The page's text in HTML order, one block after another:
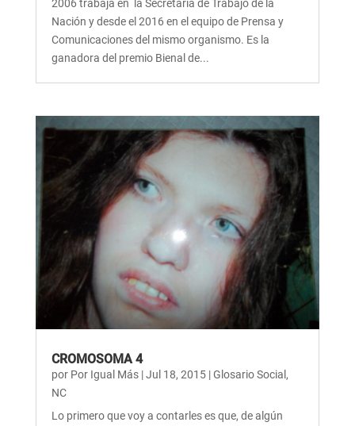
2006 trabaja en la Secretaría de Trabajo de la
Nación y desde el 2016 en el equipo de Prensa y
Comunicaciones del mismo organismo. Es la
ganadora del premio Bienal de...
CROMOSOMA 4
por Por Igual Más|Jul 18, 2015|Glosario Social ,
NC
Lo primero que voy a contarles es que, de algún